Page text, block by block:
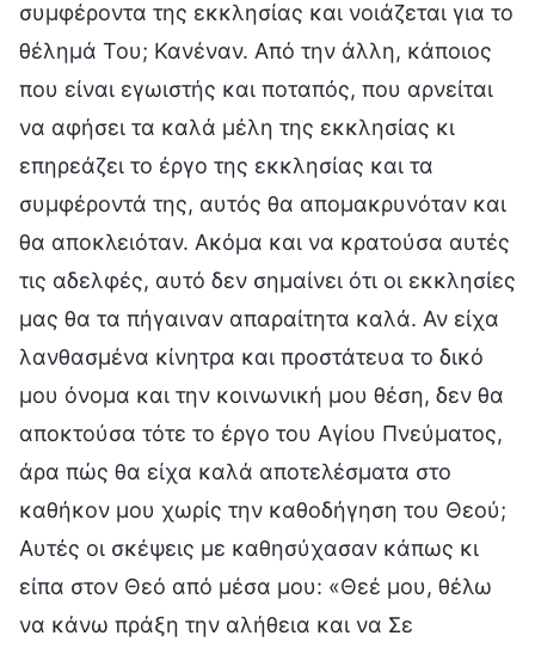
συμφέροντα της εκκλησίας και νοιάζεται για το
θέλημά Του; Κανέναν. Από την άλλη, κάποιος
που είναι εγωιστής και ποταπός, που αρνείται
να αφήσει τα καλά μέλη της εκκλησίας κι
επηρεάζει το έργο της εκκλησίας και τα
συμφέροντά της, αυτός θα απομακρυνόταν και
θα αποκλειόταν. Ακόμα και να κρατούσα αυτές
τις αδελφές, αυτό δεν σημαίνει ότι οι εκκλησίες
μας θα τα πήγαιναν απαραίτητα καλά. Αν είχα
λανθασμένα κίνητρα και προστάτευα το δικό
μου όνομα και την κοινωνική μου θέση, δεν θα
αποκτούσα τότε το έργο του Αγίου Πνεύματος,
άρα πώς θα είχα καλά αποτελέσματα στο
καθήκον μου χωρίς την καθοδήγηση του Θεού;
Αυτές οι σκέψεις με καθησύχασαν κάπως κι
είπα στον Θεό από μέσα μου: «Θεέ μου, θέλω
να κάνω πράξη την αλήθεια και να Σε